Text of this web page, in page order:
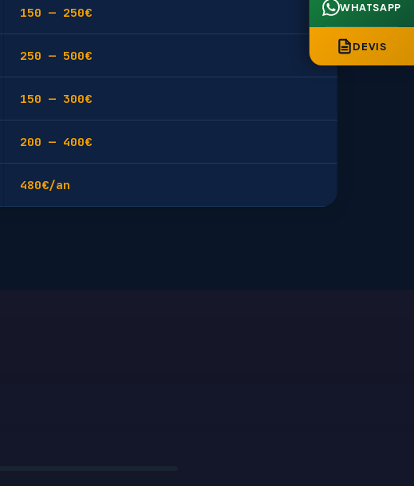
150 — 250€
250 — 500€
150 — 300€
200 — 400€
480€/an
WHATSAPP
DEVIS